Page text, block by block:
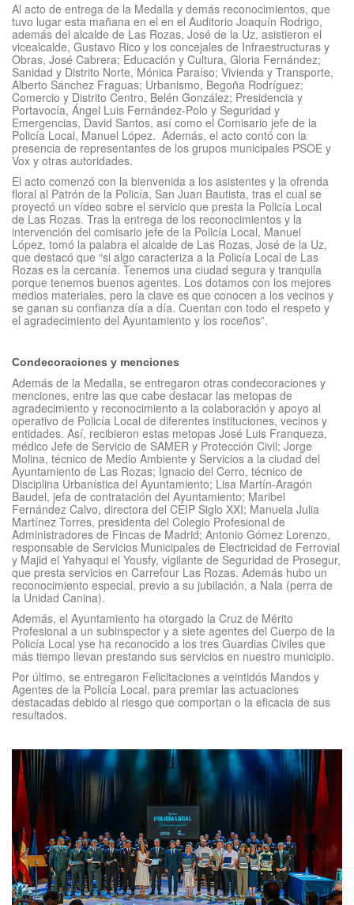
Al acto de entrega de la Medalla y demás reconocimientos, que
tuvo lugar esta mañana en el en el Auditorio Joaquín Rodrigo,
además del alcalde de Las Rozas, José de la Uz, asistieron el
vicealcalde, Gustavo Rico y los concejales de Infraestructuras y
Obras, José Cabrera; Educación y Cultura, Gloria Fernández;
Sanidad y Distrito Norte, Mónica Paraíso; Vivienda y Transporte,
Alberto Sánchez Fraguas; Urbanismo, Begoña Rodríguez;
Comercio y Distrito Centro, Belén González; Presidencia y
Portavocía, Ángel Luis Fernández-Polo y Seguridad y
Emergencias, David Santos, así como el Comisario jefe de la
Policía Local, Manuel López. Además, el acto contó con la
presencia de representantes de los grupos municipales PSOE y
Vox y otras autoridades.
El acto comenzó con la bienvenida a los asistentes y la ofrenda
floral al Patrón de la Policía, San Juan Bautista, tras el cual se
proyectó un vídeo sobre el servicio que presta la Policía Local
de Las Rozas. Tras la entrega de los reconocimientos y la
intervención del comisario jefe de la Policía Local, Manuel
López, tomó la palabra el alcalde de Las Rozas, José de la Uz,
que destacó que “si algo caracteriza a la Policía Local de Las
Rozas es la cercanía. Tenemos una ciudad segura y tranquila
porque tenemos buenos agentes. Los dotamos con los mejores
medios materiales, pero la clave es que conocen a los vecinos y
se ganan su confianza día a día. Cuentan con todo el respeto y
el agradecimiento del Ayuntamiento y los roceños”.
Condecoraciones y menciones
Además de la Medalla, se entregaron otras condecoraciones y
menciones, entre las que cabe destacar las metopas de
agradecimiento y reconocimiento a la colaboración y apoyo al
operativo de Policía Local de diferentes instituciones, vecinos y
entidades. Así, recibieron estas metopas José Luis Franqueza,
médico Jefe de Servicio de SAMER y Protección Civil; Jorge
Molina, técnico de Medio Ambiente y Servicios a la ciudad del
Ayuntamiento de Las Rozas; Ignacio del Cerro, técnico de
Disciplina Urbanística del Ayuntamiento; Lisa Martín-Aragón
Baudel, jefa de contratación del Ayuntamiento; Maribel
Fernández Calvo, directora del CEIP Siglo XXI; Manuela Julia
Martínez Torres, presidenta del Colegio Profesional de
Administradores de Fincas de Madrid; Antonio Gómez Lorenzo,
responsable de Servicios Municipales de Electricidad de Ferrovial
y Majid el Yahyaqui el Yousfy, vigilante de Seguridad de Prosegur,
que presta servicios en Carrefour Las Rozas. Además hubo un
reconocimiento especial, previo a su jubilación, a Nala (perra de
la Unidad Canina).
Además, el Ayuntamiento ha otorgado la Cruz de Mérito
Profesional a un subinspector y a siete agentes del Cuerpo de la
Policía Local yse ha reconocido a los tres Guardias Civiles que
más tiempo llevan prestando sus servicios en nuestro municipio.
Por último, se entregaron Felicitaciones a veintidós Mandos y
Agentes de la Policía Local, para premiar las actuaciones
destacadas debido al riesgo que comportan o la eficacia de sus
resultados.